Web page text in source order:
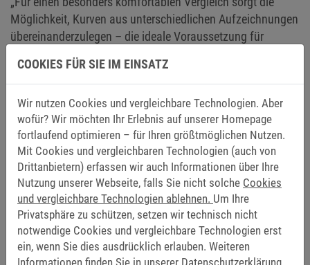
Möglichkeit, Kurven aus unterschiedlichen Aufzeichnungen
übereinanderzulegen – die ideale Voraussetzung für
Analysen und Optimierungen“, sagt Wenneker. Ein
schneller Gerätewechselsowie exklusive
undSchreibzugrifffür effizientes Arbeiten schaffen den
Rahmen für einenahtlose Geräteintegration. DieOffline-
Scope Funktionalitätmit hoher zeitlicher Auflösung bietet
optimale Unterstützung für detaillierte Analysen
anspruchsvoller Antriebsaufgaben.
Weitere Packages in COMBIVIS
Das Erweiterungspaket Scope 2.0 fügt sich in einer Reihe
von ausgewählten Ergänzungen für COMBIVIS 6 ein. Je
nach individuellem Bedarf können Packages ausgewählt
COOKIES FÜR SIE IM EINSATZ
Wir nutzen Cookies und vergleichbare Technologien. Aber
wofür? Wir möchten Ihr Erlebnis auf unserer Homepage
fortlaufend optimieren – für Ihren größtmöglichen Nutzen.
Mit Cookies und vergleichbaren Technologien (auch von
Drittanbietern) erfassen wir auch Informationen über Ihre
Nutzung unserer Webseite, falls Sie nicht solche Cookies
und vergleichbare Technologien ablehnen. Um Ihre
Privatsphäre zu schützen, setzen wir technisch nicht
notwendige Cookies und vergleichbare Technologien erst
ein, wenn Sie dies ausdrücklich erlauben. Weiteren